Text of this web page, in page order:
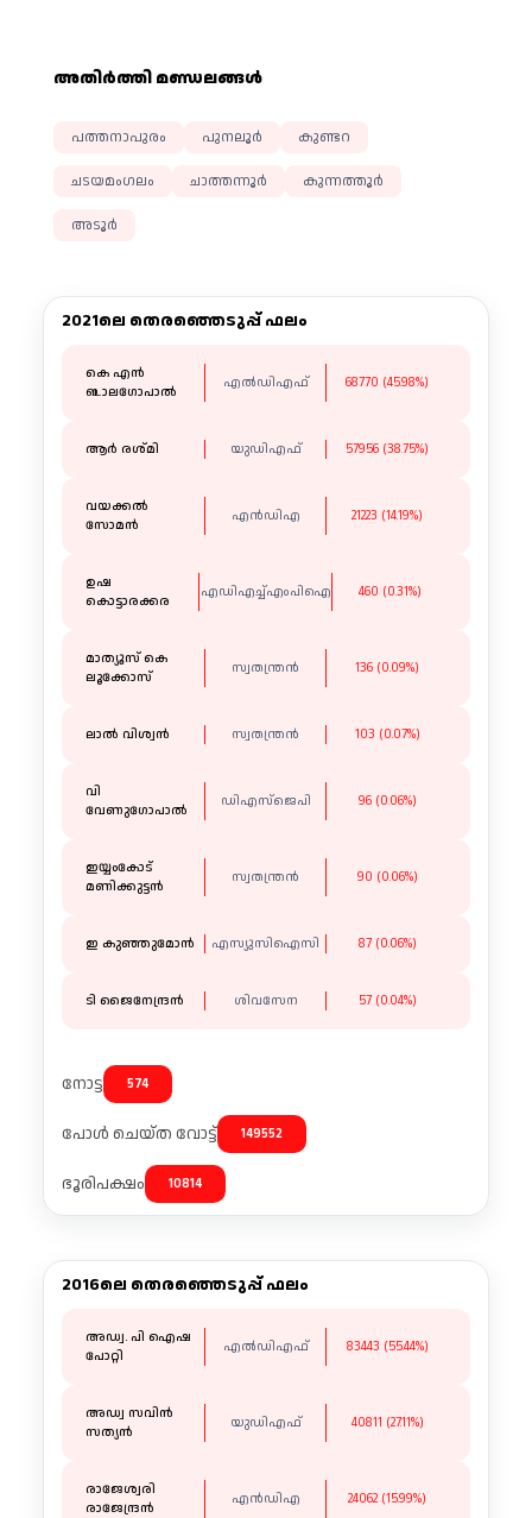
അതിര്‍ത്തി മണ്ഡലങ്ങള്‍
പത്തനാപുരം പുനലൂർ കുണ്ടറ
ചടയമംഗലം ചാത്തന്നൂർ കുന്നത്തൂർ
അടൂർ
2021ലെ തെരഞ്ഞെടുപ്പ് ഫലം
കെ എൻ
ബാലഗോപാൽ
എൽഡിഎഫ് 68770 (45.98%)
ആർ രശ്മി യുഡിഎഫ് 57956 (38.75%)
വയക്കൽ
സോമൻ
എൻഡിഎ 21223 (14.19%)
ഉഷ
കൊട്ടാരക്കര
എഡിഎച്ച്എംപിഐ 460 (0.31%)
മാത്യൂസ് കെ
ലൂക്കോസ്
സ്വതന്ത്രൻ 136 (0.09%)
ലാൽ വിശ്വൻ സ്വതന്ത്രൻ 103 (0.07%)
വി
വേണുഗോപാൽ
ഡിഎസ്ജെപി 96 (0.06%)
ഇയ്യംകോട്
മണിക്കുട്ടൻ
സ്വതന്ത്രൻ 90 (0.06%)
ഇ കുഞ്ഞുമോൻ എസ്യുസിഐസി 87 (0.06%)
ടി ജൈനേന്ദ്രൻ ശിവസേന 57 (0.04%)
നോട്ട 574
പോൾ ചെയ്ത വോട്ട് 149552
ഭൂരിപക്ഷം 10814
2016ലെ തെരഞ്ഞെടുപ്പ് ഫലം
അഡ്വ. പി ഐഷ
പോറ്റി
എൽഡിഎഫ് 83443 (55.44%)
അഡ്വ സവിൻ
സത്യൻ
യുഡിഎഫ് 40811 (27.11%)
രാജേശ്വരി
രാജേന്ദ്രൻ
എൻഡിഎ 24062 (15.99%)